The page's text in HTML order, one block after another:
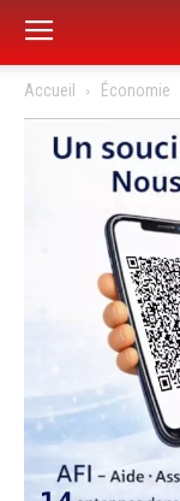
Accueil Économie